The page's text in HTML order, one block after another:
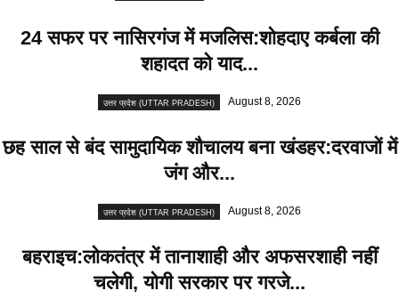
24 सफर पर नासिरगंज में मजलिस:शोहदाए कर्बला की
शहादत को याद...
उत्तर प्रदेश (UTTAR PRADESH) August 8, 2026
छह साल से बंद सामुदायिक शौचालय बना खंडहर:दरवाजों में
जंग और...
उत्तर प्रदेश (UTTAR PRADESH) August 8, 2026
बहराइच:लोकतंत्र में तानाशाही और अफसरशाही नहीं
चलेगी, योगी सरकार पर गरजे...